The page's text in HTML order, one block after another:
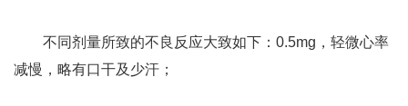
不同剂量所致的不良反应大致如下：0.5mg，轻微心率
减慢，略有口干及少汗；